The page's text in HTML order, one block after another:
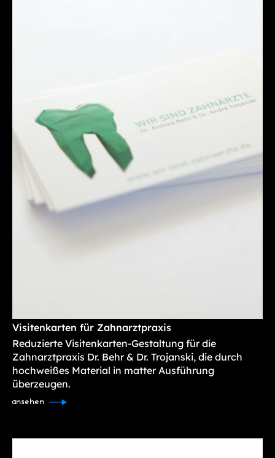
Visitenkarten für Zahnarztpraxis
Reduzierte Visitenkarten-Gestaltung für die
Zahnarztpraxis Dr. Behr & Dr. Trojanski, die durch
hochweißes Material in matter Ausführung
überzeugen.
ansehen